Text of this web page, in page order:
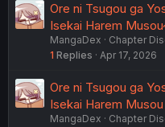
Ore ni Tsugou ga
Isekai Harem
MangaDex
Chapter
1 Replies Apr 17, 2026
Ore ni Tsugou ga
Isekai Harem Musou
MangaDex
Chapter